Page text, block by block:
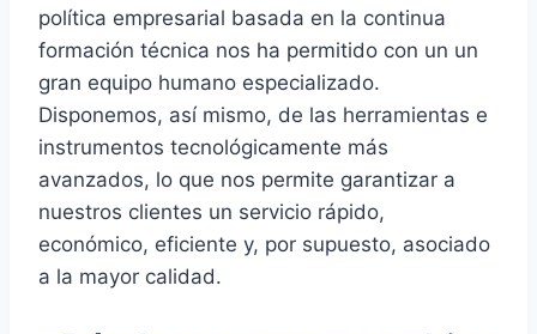
política empresarial basada en la continua
formación técnica nos ha permitido con un un
gran equipo humano especializado.
Disponemos, así mismo, de las herramientas e
instrumentos tecnológicamente más
avanzados, lo que nos permite garantizar a
nuestros clientes un servicio rápido,
económico, eficiente y, por supuesto, asociado
a la mayor calidad.